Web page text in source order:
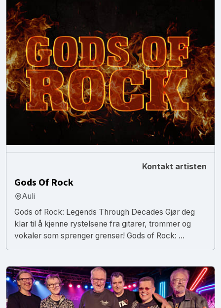
Kontakt artisten
Gods Of Rock
Auli
Gods of Rock: Legends Through Decades Gjør deg
klar til å kjenne rystelsene fra gitarer, trommer og
vokaler som sprenger grenser! Gods of Rock: ...